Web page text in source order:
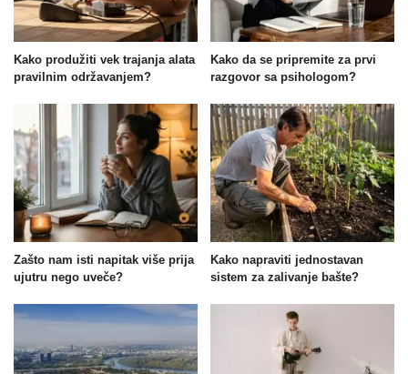
Kako produžiti vek trajanja alata
pravilnim održavanjem?
Kako da se pripremite za prvi
razgovor sa psihologom?
Zašto nam isti napitak više prija
ujutru nego uveče?
Kako napraviti jednostavan
sistem za zalivanje bašte?